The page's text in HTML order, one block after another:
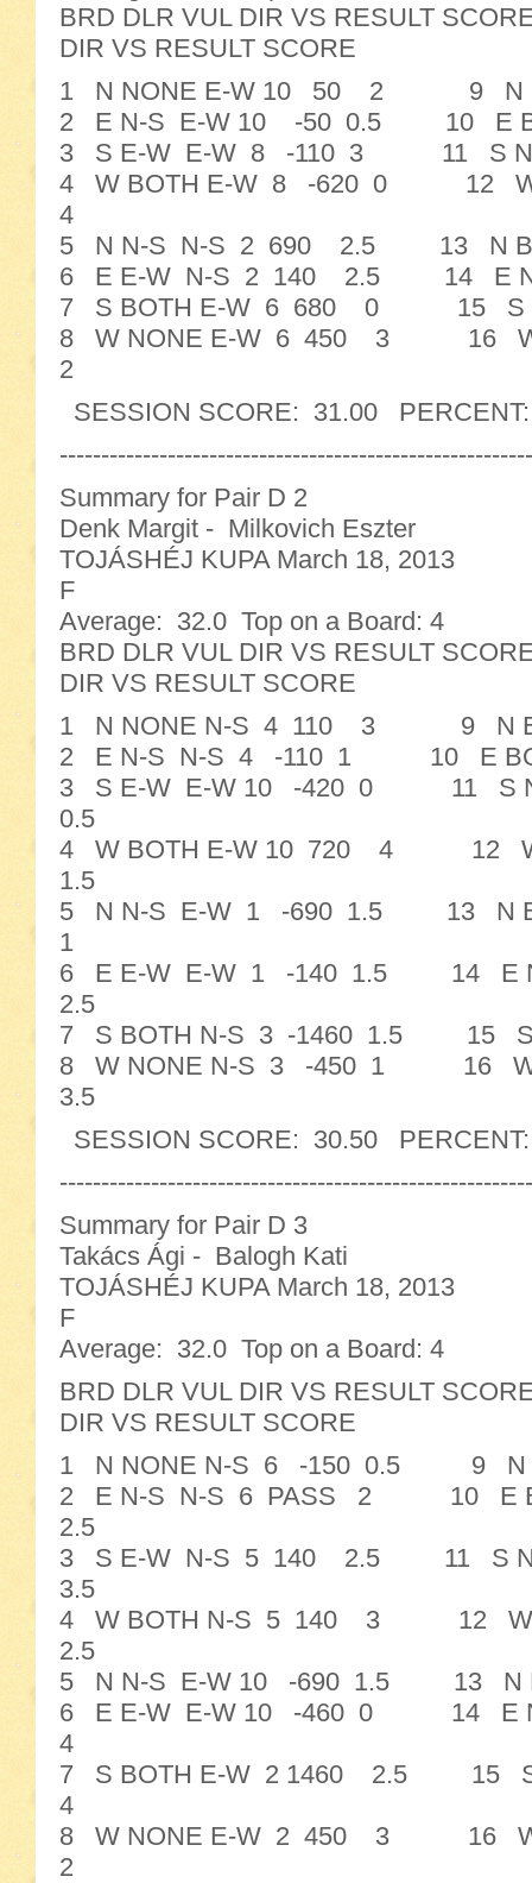
BRD DLR VUL DIR VS RESULT
DIR VS RESULT SCORE
1 N NONE E-W 10 50 2 9 N
2 E N-S E-W 10 -50 0.5 10 E
3 S E-W E-W 8 -110 3 11 S
4 W BOTH E-W 8 -620 0 12
4
5 N N-S N-S 2 690 2.5 13 N
6 E E-W N-S 2 140 2.5 14 E
7 S BOTH E-W 6 680 0 15 S
8 W NONE E-W 6 450 3 16 W
2
SESSION SCORE: 31.00
Summary for Pair D 2
Denk Margit - Milkovich Eszter
TOJÁSHÉJ KUPA March 18, 2013
F
Average: 32.0 Top on a Board: 4
BRD DLR VUL DIR VS RESULT
DIR VS RESULT SCORE
1 N NONE N-S 4 110 3 9 N
2 E N-S N-S 4 -110 1 10 E
3 S E-W E-W 10 -420 0 11 S
0.5
4 W BOTH E-W 10 720 4 12
1.5
5 N N-S E-W 1 -690 1.5 13 N
1
6 E E-W E-W 1 -140 1.5 14 E
2.5
7 S BOTH N-S 3 -1460 1.5 15
8 W NONE N-S 3 -450 1 16 W
3.5
SESSION SCORE: 30.50
Summary for Pair D 3
Takács Ági - Balogh Kati
TOJÁSHÉJ KUPA March 18, 2013
F
Average: 32.0 Top on a Board: 4
BRD DLR VUL DIR VS RESULT
DIR VS RESULT SCORE
1 N NONE N-S 6 -150 0.5 9 N
2 E N-S N-S 6 PASS 2 10 E
2.5
3 S E-W N-S 5 140 2.5 11 S
3.5
4 W BOTH N-S 5 140 3 12 W
2.5
5 N N-S E-W 10 -690 1.5 13 N
6 E E-W E-W 10 -460 0 14 E
4
7 S BOTH E-W 2 1460 2.5 15
4
8 W NONE E-W 2 450 3 16
2